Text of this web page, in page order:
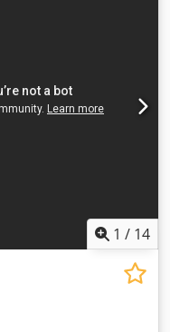
1 / 14